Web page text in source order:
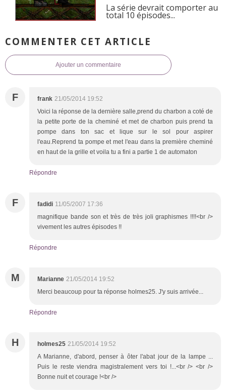
La série devrait comporter au
total 10 épisodes...
COMMENTER CET ARTICLE
Ajouter un commentaire
F frank 21/05/2014 19:52
Voici la réponse de la dernière salle,prend du charbon a coté de
la petite porte de la cheminé et met de charbon puis prend ta
pompe dans ton sac et lique sur le sol pour aspirer
l'eau.Reprend ta pompe et met l'eau dans la première cheminé
en haut de la grille et voila tu a fini a partie 1 de automaton
Répondre
F fadidi 11/05/2007 17:36
magnifique bande son et très de très joli graphismes !!!!<br />
vivement les autres épisodes !!
Répondre
M Marianne 21/05/2014 19:52
Merci beaucoup pour ta réponse holmes25. J'y suis arrivée...
Répondre
H holmes25 21/05/2014 19:52
A Marianne, d'abord, penser à ôter l'abat jour de la lampe ...
Puis le reste viendra magistralement vers toi !...<br /> <br />
Bonne nuit et courage !<br />